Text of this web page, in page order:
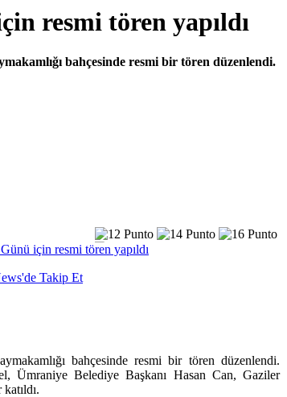
resmi tören yapıldı
bahçesinde resmi bir tören düzenlendi.
için resmi tören yapıldı
bahçesinde resmi bir tören düzenlendi.
Ümraniye Belediye Başkanı Hasan Can, Gaziler